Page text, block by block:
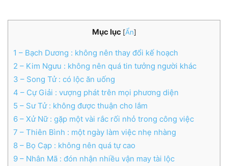
Mục lục [Ẩn]
1 – Bạch Dương : không nên thay đổi kế hoạch
2 – Kim Ngưu : không nên quá tin tưởng người khác
3 – Song Tử : có lộc ăn uống
4 – Cự Giải : vượng phát trên mọi phương diện
5 – Sư Tử : không được thuận cho lắm
6 – Xử Nữ : gặp một vài rắc rối nhỏ trong công việc
7 – Thiên Bình : một ngày làm việc nhẹ nhàng
8 – Bọ Cạp : không nên quá tự cao
9 – Nhân Mã : đón nhận nhiều vận may tài lộc